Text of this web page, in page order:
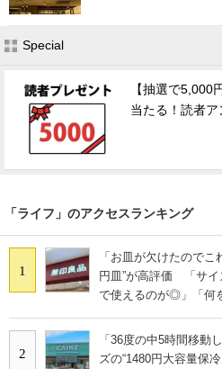
Special
【抽選で5,000
当たる！読者
「ライフ」のアクセスランキング
1
「お皿が欠けたので
円皿”が高評価 「サイ
で使えるのが◎」「何
2
「36度の中5時間移動
ズの“1480円大容量保